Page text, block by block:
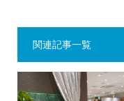
関連記事一覧